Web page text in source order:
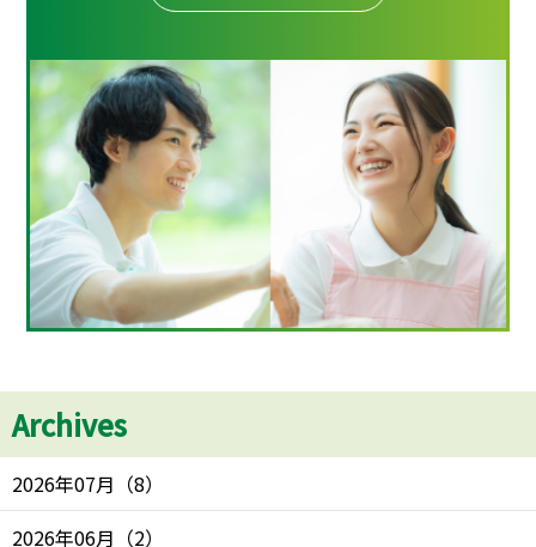
Archives
2026年07月 （8）
2026年06月 （2）